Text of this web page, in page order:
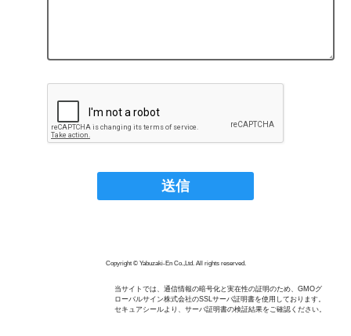
Copyright © Yabuzaki-En Co.,Ltd. All rights reserved.
当サイトでは、通信情報の暗号化と実在性の証明のため、GMOグ
ローバルサイン株式会社のSSLサーバ証明書を使用しております。
セキュアシールより、サーバ証明書の検証結果をご確認ください。